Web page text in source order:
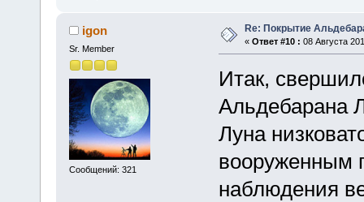
igon
Sr. Member
Сообщений: 321
Re: Покрытие
« Ответ #10 : 08 Августа
Итак,
Альдебарана
Луна
вооруженным
наблюдения